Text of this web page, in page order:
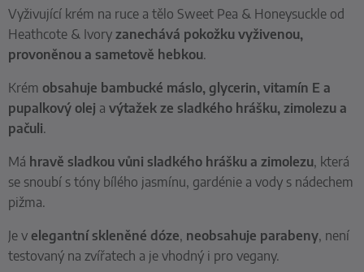
Vyživující krém na ruce a tělo Sweet Pea & Honeysuckle od
Heathcote & Ivory zanechává pokožku vyživenou,
provoněnou a sametově hebkou.
Krém obsahuje bambucké máslo, glycerin, vitamín E a
pupalkový olej a výtažek ze sladkého hrášku, zimolezu a
pačuli.
Má hravě sladkou vůni sladkého hrášku a zimolezu, která
se snoubí s tóny bílého jasmínu, gardénie a vody s nádechem
pižma.
Je v elegantní skleněné dóze, neobsahuje parabeny, není
testovaný na zvířatech a je vhodný i pro vegany.